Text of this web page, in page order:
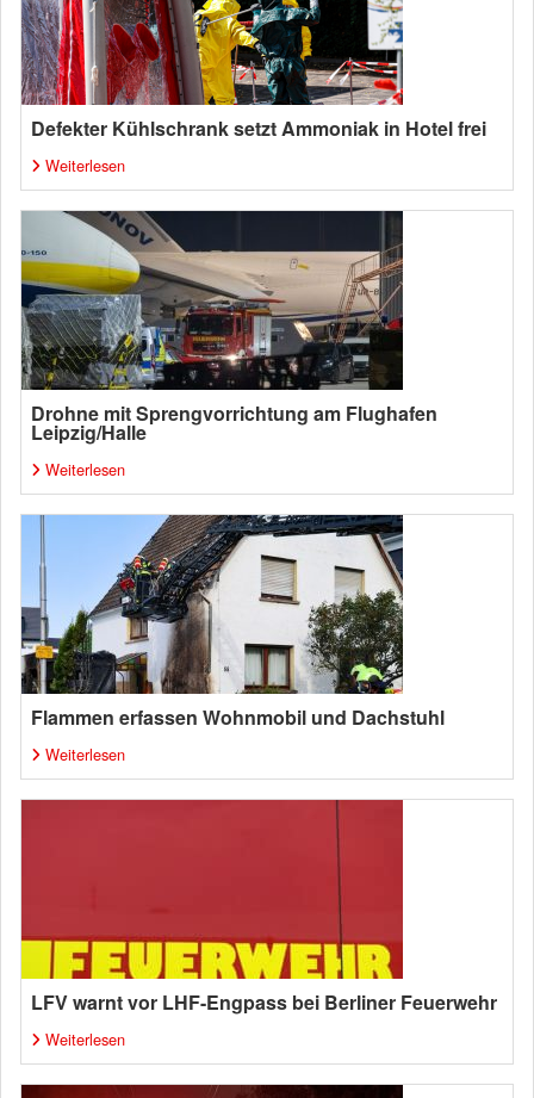
Defekter Kühlschrank setzt Ammoniak in Hotel frei
Weiterlesen
Drohne mit Sprengvorrichtung am Flughafen
Leipzig/Halle
Weiterlesen
Flammen erfassen Wohnmobil und Dachstuhl
Weiterlesen
LFV warnt vor LHF-Engpass bei Berliner Feuerwehr
Weiterlesen